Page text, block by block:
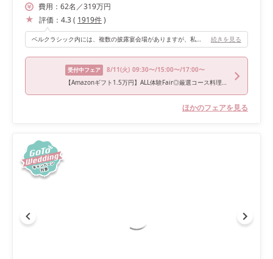
費用： 62名 ／319万円
評価： 4.3( 1919件)
ベルクラシック内には、複数の披露宴会場がありますが、私たちは2番目に広い会場フィガロにて行いました。フィガロでは壁全体360°を使ったプロジェクションマッピングが圧巻で、この会場に決めました。 プロジェクションマッピングは、オープニングムービーの変わりと再入場の際に取り入れました。私たちの写真も入れてくださったりしてオリジナル感もあり、来ていただいた方たちにもたくさん褒めていただけました。また、エンディングムービーや余興で動画を流す際も全ての壁に投映してくださるので、ゲストがどの角度からも見やすくてよかったです。 ホテルでは珍しいと思っていた階段もあり、再入場は憧れだった階段から降りれたので、同じような理想を持ってる方にはとてもおすすめです！！ 続きを見る
受付中フェア 8/11(火) 09:30〜/15:00〜/17:00〜
【Amazonギフト1.5万円】ALL体験Fair◎厳選コース料理試食×挙式入場体験×演出体験ショー≪WeddingNews限定☆最大100万円分特典有≫
ほかのフェアを見る